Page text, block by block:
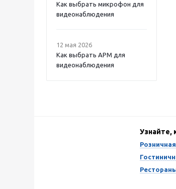
Как выбрать микрофон для
видеонаблюдения
12 мая 2026
Как выбрать APM для
видеонаблюдения
Узнайте,